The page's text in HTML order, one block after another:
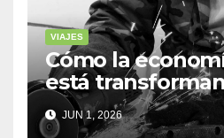
VIAJES
Cómo la
está
sostenible
JUN 1, 2026